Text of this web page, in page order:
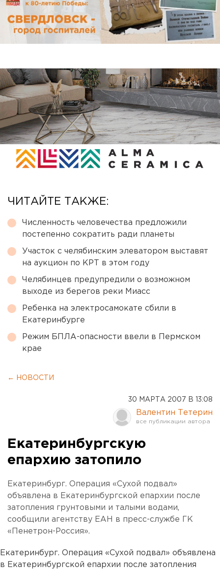
ЧИТАЙТЕ ТАКЖЕ:
Численность человечества предложили
постепенно сократить ради планеты
Участок с челябинским элеватором выставят
на аукцион по КРТ в этом году
Челябинцев предупредили о возможном
выходе из берегов реки Миасс
Ребенка на электросамокате сбили в
Екатеринбурге
Режим БПЛА-опасности ввели в Пермском
крае
← НОВОСТИ
30 МАРТА 2007 В 13:08
Валентин Тетерин
Екатеринбургскую
епархию затопило
Екатеринбург. Операция «Сухой подвал»
объявлена в Екатеринбургской епархии после
затопления грунтовыми и талыми водами,
сообщили агентству ЕАН в пресс-службе ГК
«Пенетрон-Россия».
Екатеринбург. Операция «Сухой подвал» объявлена
в Екатеринбургской епархии после затопления